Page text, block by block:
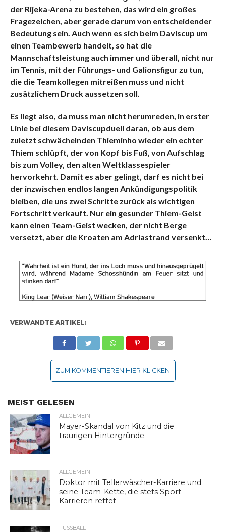
der Rijeka-Arena zu bestehen, das wird ein großes
Fragezeichen, aber gerade darum von entscheidender
Bedeutung sein. Auch wenn es sich beim Daviscup um
einen Teambewerb handelt, so hat die
Mannschaftsleistung auch immer und überall, nicht nur
im Tennis, mit der Führungs- und Galionsfigur zu tun,
die die Teamkollegen mitreißen muss und nicht
zusätzlichem Druck aussetzen soll.
Es liegt also, da muss man nicht herumreden, in erster
Linie bei diesem Daviscupduell daran, ob aus dem
zuletzt schwächelnden Thieminho wieder ein echter
Thiem schlüpft, der von Kopf bis Fuß, von Aufschlag
bis zum Volley, den alten Weltklassespieler
hervorkehrt. Damit es aber gelingt, darf es nicht bei
der inzwischen endlos langen Ankündigungspolitik
bleiben, die uns zwei Schritte zurück als wichtigen
Fortschritt verkauft. Nur ein gesunder Thiem-Geist
kann einen Team-Geist wecken, der nicht Berge
versetzt, aber die Kroaten am Adriastrand versenkt…
VERWANDTE ARTIKEL:
ZUM KOMMENTIEREN HIER KLICKEN
MEIST GELESEN
ALLGEMEIN
Mayer-Skandal von Kitz und die
traurigen Hintergründe
ALLGEMEIN
Doktor mit Tellerwäscher-Karriere und
seine Team-Kette, die stets Sport-
Karrieren rettet
FUSSBALL